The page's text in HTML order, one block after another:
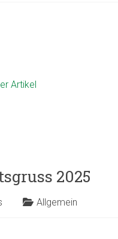
Artikel
2025
Allgemein